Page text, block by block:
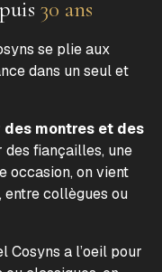
30 ans
se plie aux
dans un seul et
montres et des
des fiançailles, une
occasion, on vient
entre collègues ou
Cosyns a l’oeil pour